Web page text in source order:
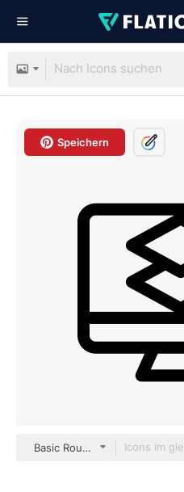
Speichern
Basic Rounded Lineal